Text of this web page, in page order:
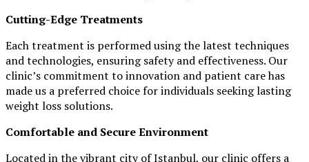
Cutting-Edge Treatments
Each treatment is performed using the latest techniques
and technologies, ensuring safety and effectiveness. Our
clinic’s commitment to innovation and patient care has
made us a preferred choice for individuals seeking lasting
weight loss solutions.
Comfortable and Secure Environment
Located in the vibrant city of Istanbul, our clinic offers a